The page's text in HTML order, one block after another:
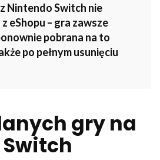
Nintendo Switch nie
eShopu – gra zawsze
pobrana na to
po pełnym usunięciu
gry na